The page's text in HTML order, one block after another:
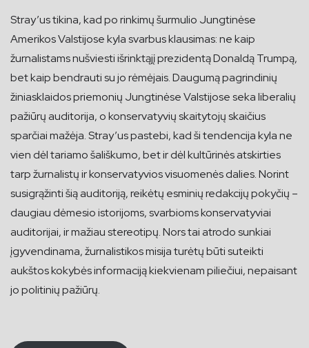
Stray’us tikina, kad po rinkimų šurmulio Jungtinėse
Amerikos Valstijose kyla svarbus klausimas: ne kaip
žurnalistams nušviesti išrinktąjį prezidentą Donaldą Trumpą,
bet kaip bendrauti su jo rėmėjais. Daugumą pagrindinių
žiniasklaidos priemonių Jungtinėse Valstijose seka liberalių
pažiūrų auditorija, o konservatyvių skaitytojų skaičius
sparčiai mažėja. Stray’us pastebi, kad ši tendencija kyla ne
vien dėl tariamo šališkumo, bet ir dėl kultūrinės atskirties
tarp žurnalistų ir konservatyvios visuomenės dalies. Norint
susigrąžinti šią auditoriją, reikėtų esminių redakcijų pokyčių –
daugiau dėmesio istorijoms, svarbioms konservatyviai
auditorijai, ir mažiau stereotipų. Nors tai atrodo sunkiai
įgyvendinama, žurnalistikos misija turėtų būti suteikti
aukštos kokybės informaciją kiekvienam piliečiui, nepaisant
jo politinių pažiūrų.